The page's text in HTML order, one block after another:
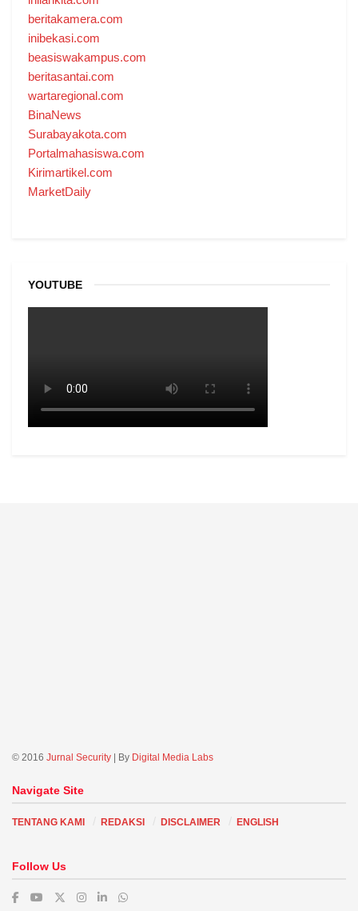
beritakamera.com
inibekasi.com
beasiswakampus.com
beritasantai.com
wartaregional.com
BinaNews
Surabayakota.com
Portalmahasiswa.com
Kirimartikel.com
MarketDaily
YOUTUBE
© 2016 Jurnal Security | By Digital Media Labs
Navigate Site
TENTANG KAMI REDAKSI DISCLAIMER ENGLISH
Follow Us